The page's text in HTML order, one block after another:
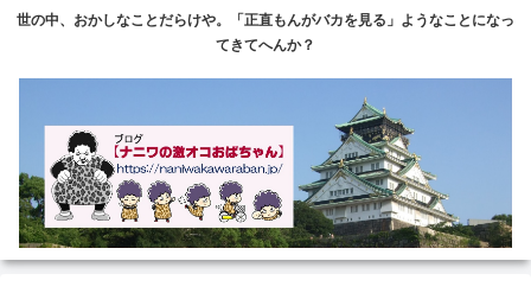
世の中、おかしなことだらけや。「正直もんがバカを見る」ようなことになっ
てきてへんか？